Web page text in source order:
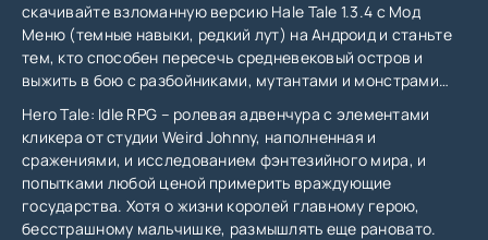
скачивайте взломанную версию Hale Tale 1.3.4 с Мод
Меню (темные навыки, редкий лут) на Андроид и станьте
тем, кто способен пересечь средневековый остров и
выжить в бою с разбойниками, мутантами и монстрами…
Hero Tale: Idle RPG – ролевая адвенчура с элементами
кликера от студии Weird Johnny, наполненная и
сражениями, и исследованием фэнтезийного мира, и
попытками любой ценой примерить враждующие
государства. Хотя о жизни королей главному герою,
бесстрашному мальчишке, размышлять еще рановато.